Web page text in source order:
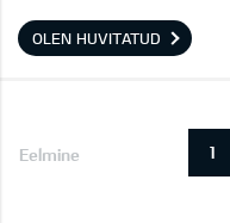
OLEN HUVITATUD
Eelmine 1